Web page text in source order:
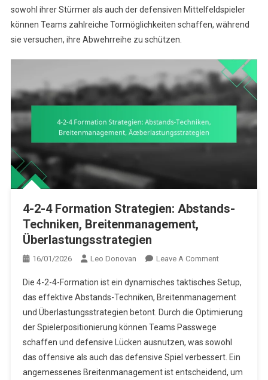
sowohl ihrer Stürmer als auch der defensiven Mittelfeldspieler
können Teams zahlreiche Tormöglichkeiten schaffen, während
sie versuchen, ihre Abwehrreihe zu schützen.
4-2-4 Formation Strategien: Abstands-
Techniken, Breitenmanagement,
Überlastungsstrategien
16/01/2026 Leo Donovan Leave A CommentOn
2-
4
Formation
Abstands-
Techniken,
Die 4-2-4-Formation ist ein dynamisches taktisches Setup,
das effektive Abstands-Techniken, Breitenmanagement
und Überlastungsstrategien betont. Durch die Optimierung
der Spielerpositionierung können Teams Passwege
schaffen und defensive Lücken ausnutzen, was sowohl
das offensive als auch das defensive Spiel verbessert. Ein
angemessenes Breitenmanagement ist entscheidend, um